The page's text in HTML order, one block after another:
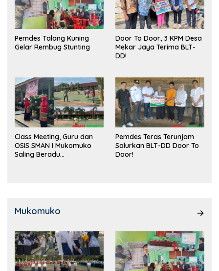
Pemdes Talang Kuning
Gelar Rembug Stunting
Door To Door, 3 KPM Desa
Mekar Jaya Terima BLT-
DD!
Class Meeting, Guru dan
OSIS SMAN I Mukomuko
Saling Beradu
Pemdes Teras Terunjam
Salurkan BLT-DD Door To
Door!
Mukomuko